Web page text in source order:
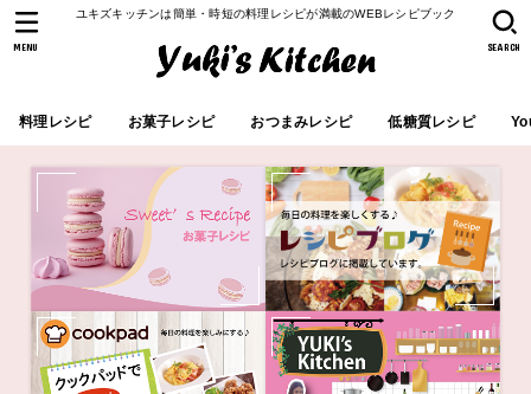
ユキズキッチンは簡単・時短の料理レシピが満載のWEBレシピブック
料理レシピ お菓子レシピ おつまみレシピ 低糖質レシピ
SEARCH
MENU